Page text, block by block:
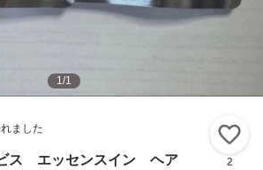
1/1
ました
ス エッセンスイン ヘア
2